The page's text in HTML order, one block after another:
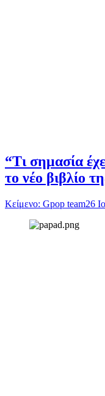
“Τι σημασία
το νέο βιβλίο
Κείμενο: Gpop team26